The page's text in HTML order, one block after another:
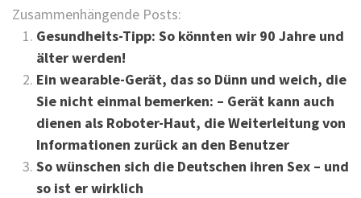
Zusammenhängende Posts:
Gesundheits-Tipp: So könnten wir 90 Jahre und
älter werden!
Ein wearable-Gerät, das so Dünn und weich, die
Sie nicht einmal bemerken: – Gerät kann auch
dienen als Roboter-Haut, die Weiterleitung von
Informationen zurück an den Benutzer
So wünschen sich die Deutschen ihren Sex – und
so ist er wirklich